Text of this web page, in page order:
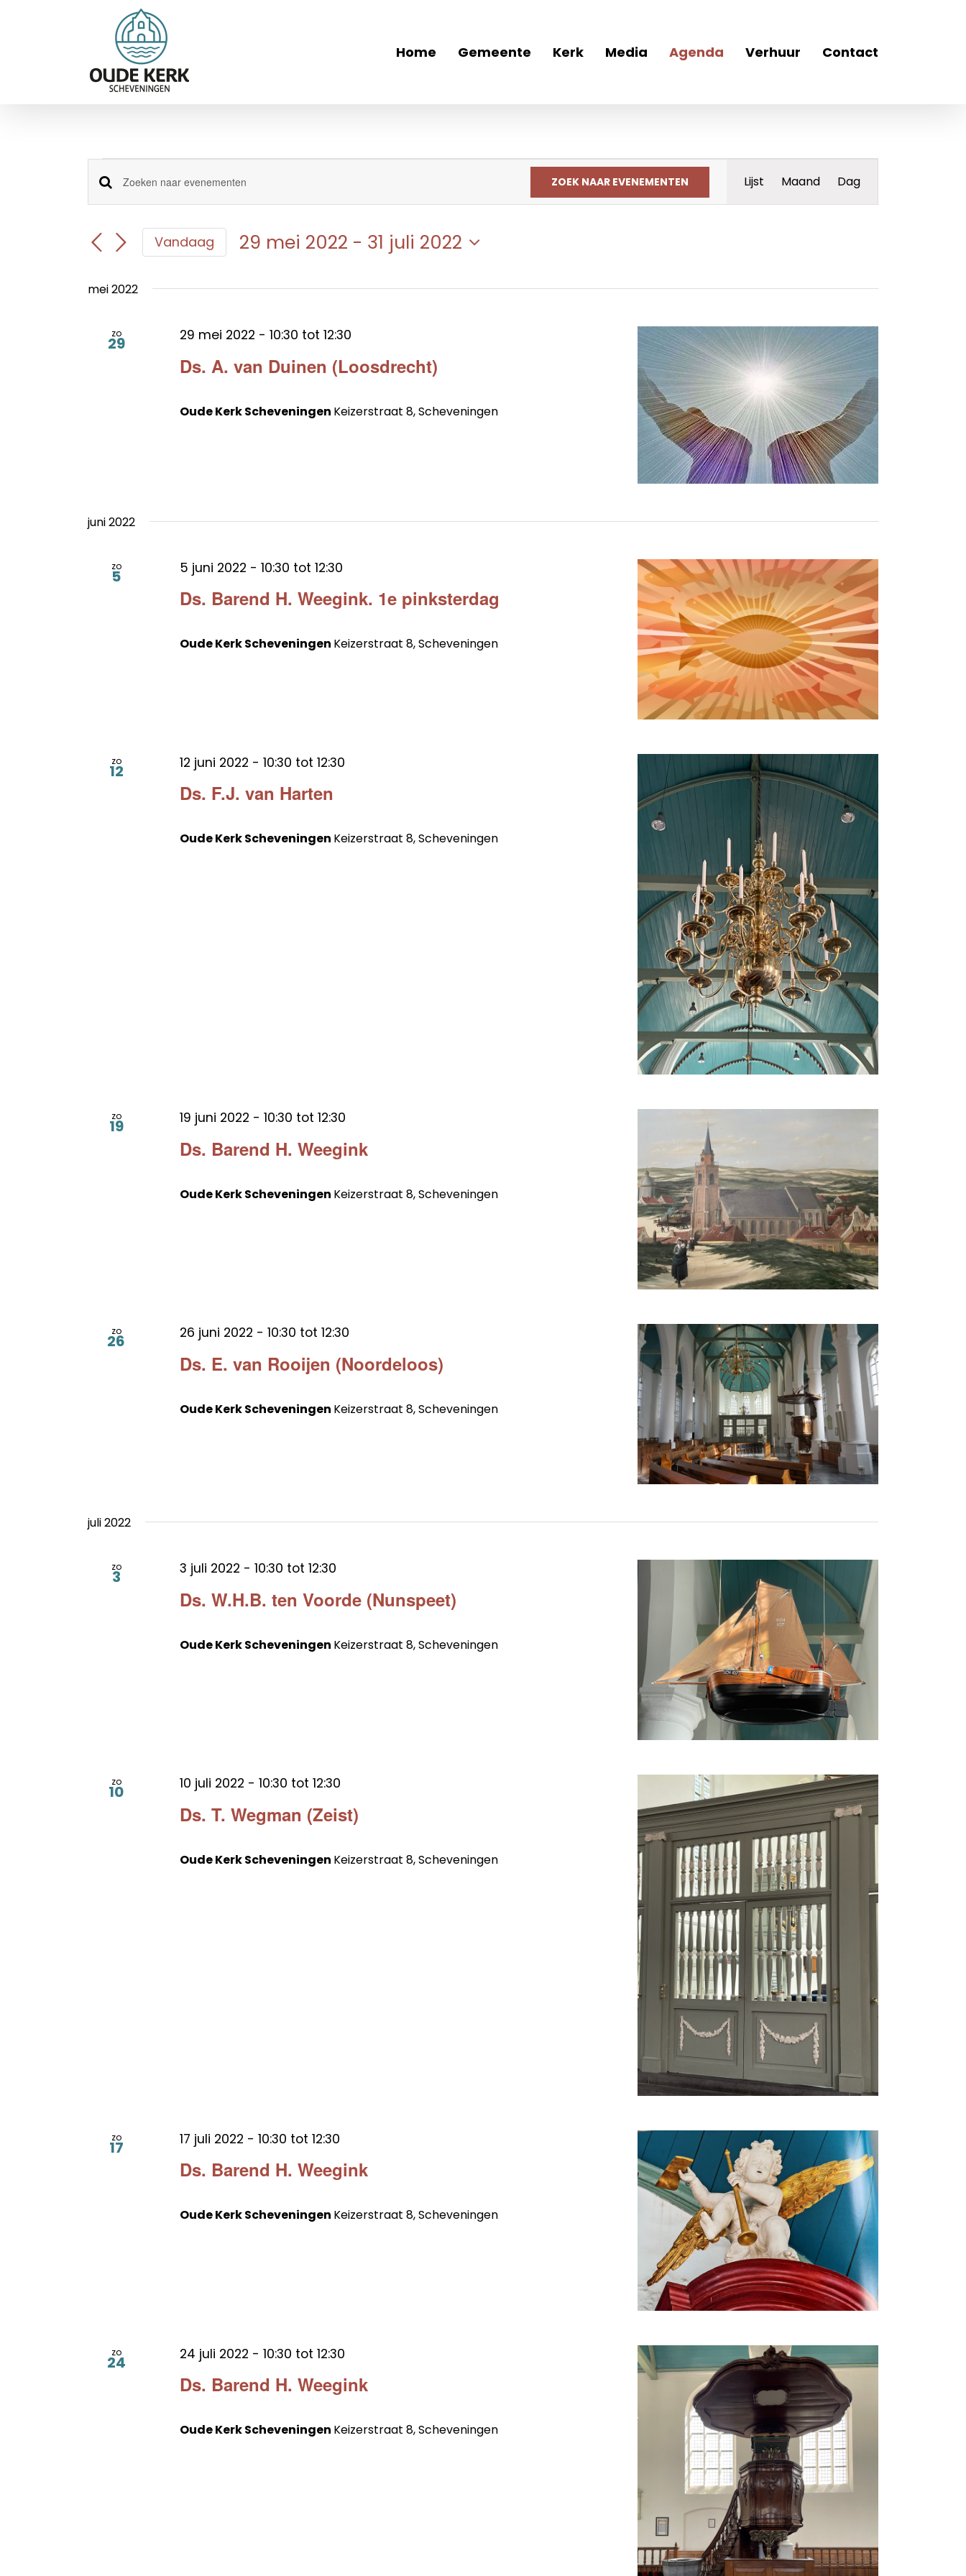
Home Gemeente Kerk Media Agenda Verhuur Contact
Evenementen
Evenementen
Zoeken
en
weergeven
navigatie
Vul
een
in.
Zoek
Evenementen
met
ZOEK NAAR EVENEMENTEN
weergaven
navigatie
Lijst Maand Dag
Vandaag 29 mei 2022 - 31 juli 2022
mei 2022
zo
29
Ds. A. van Duinen (Loosdrecht)
29 mei 2022 - 10:30 tot 12:30
Oude Kerk Scheveningen Keizerstraat 8, Scheveningen
juni 2022
zo
5
Ds. Barend H. Weegink. 1e pinksterdag
5 juni 2022 - 10:30 tot 12:30
Oude Kerk Scheveningen Keizerstraat 8, Scheveningen
zo
12
Ds. F.J. van Harten
12 juni 2022 - 10:30 tot 12:30
Oude Kerk Scheveningen Keizerstraat 8, Scheveningen
zo
19
Ds. Barend H. Weegink
19 juni 2022 - 10:30 tot 12:30
Oude Kerk Scheveningen Keizerstraat 8, Scheveningen
zo
26
Ds. E. van Rooijen (Noordeloos)
26 juni 2022 - 10:30 tot 12:30
Oude Kerk Scheveningen Keizerstraat 8, Scheveningen
juli 2022
zo
3
Ds. W.H.B. ten Voorde (Nunspeet)
3 juli 2022 - 10:30 tot 12:30
Oude Kerk Scheveningen Keizerstraat 8, Scheveningen
zo
10
Ds. T. Wegman (Zeist)
10 juli 2022 - 10:30 tot 12:30
Oude Kerk Scheveningen Keizerstraat 8, Scheveningen
zo
17
Ds. Barend H. Weegink
17 juli 2022 - 10:30 tot 12:30
Oude Kerk Scheveningen Keizerstraat 8, Scheveningen
zo
24
Ds. Barend H. Weegink
24 juli 2022 - 10:30 tot 12:30
Oude Kerk Scheveningen Keizerstraat 8, Scheveningen